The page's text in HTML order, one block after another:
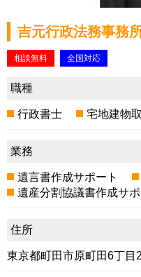
吉元行政法務事務
相談無料 全国対応
職種
行政書士 宅地建物
業務
遺言書作成サポート
遺産分割協議書作成サポ
住所
東京都町田市原町田6丁目